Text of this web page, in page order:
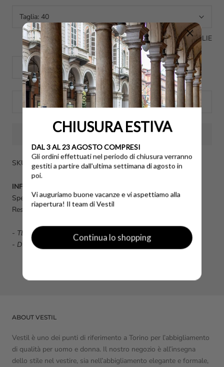
Taglia: 40
GUIDA ALLE TAGLIE
AGGIUNGI AL CARRELLO
SKU: FD2300OTENS-40
INFO UTILI
Spese di spedizione calcolate al momento dell'acquisto.
Reso disponibile fino a 14 giorni dalla data di consegna.
- TERMINI E CONDIZIONI GENERALI DI VENDITA
- DOMANDE FREQUENTI FAQ
ABOUT VESTIL
Vestil è uno dei punti di riferimento a Torino per l’abbigliamento
di qualità per uomo e donna. Il nostro negozio è all’insegna
dello stile nel vestire, sia nell’abbigliamento elegante e formale,
CHIUSURA ESTIVA
DAL 3 AL 23 AGOSTO COMPRESI
Gli ordini effettuati nel periodo di chiusura verranno
gestiti a partire dall'ultima settimana di agosto in
poi.
Vi auguriamo buone vacanze e vi aspettiamo alla
riapertura! Il team di Vestil
Continua lo shopping